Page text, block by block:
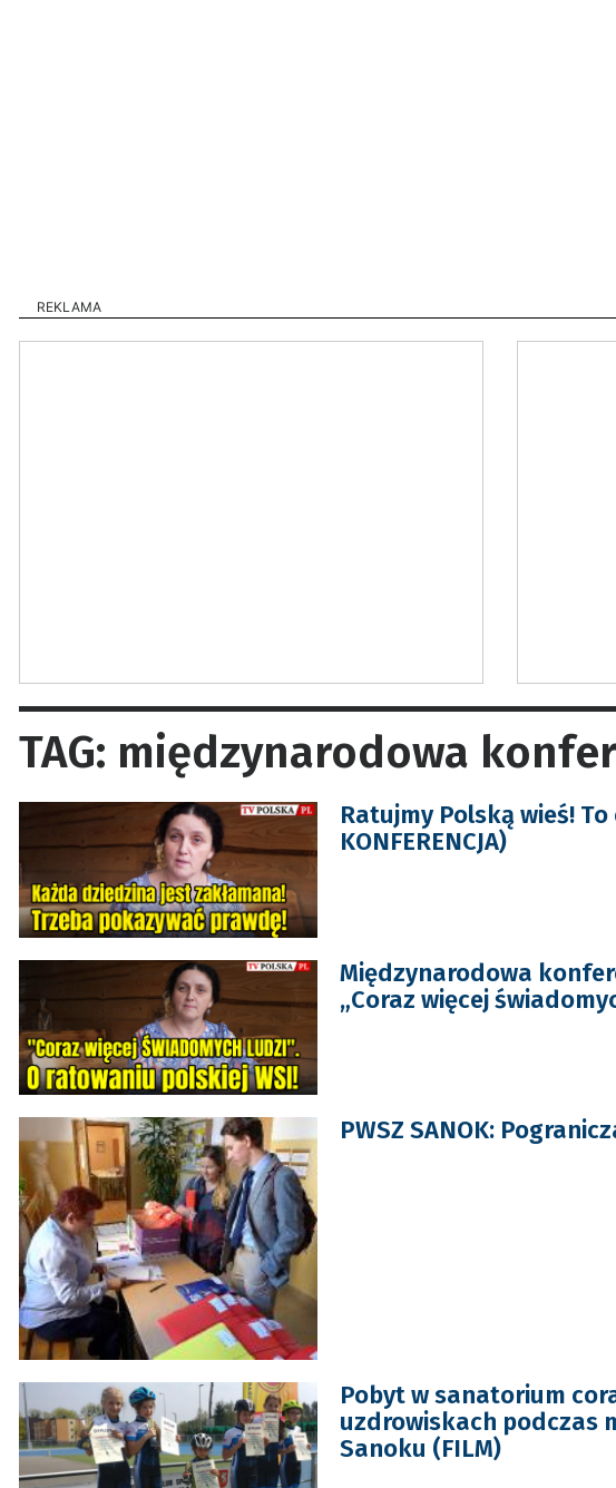
REKLAMA
TAG: międzynarodowa
Ratujmy Polską wieś!
KONFERENCJA)
Międzynarodowa
„Coraz więcej
PWSZ SANOK:
Pobyt w sanatorium
uzdrowiskach podczas
Sanoku (FILM)